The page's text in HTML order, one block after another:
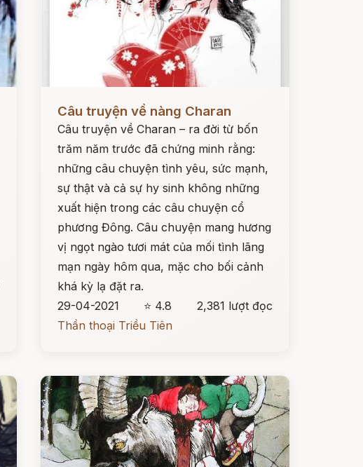
Câu truyện về nàng Charan
Câu truyện về Charan – ra đời từ bốn
trăm năm trước đã chứng minh rằng:
những câu chuyện tình yêu, sức mạnh,
sự thật và cả sự hy sinh không những
xuất hiện trong các câu chuyện cổ
phương Đông. Câu chuyện mang hương
vị ngọt ngào tươi mát của mối tình lãng
mạn ngày hôm qua, mặc cho bối cảnh
khá kỳ lạ đặt ra.
29-04-2021
⭐ 4.8
2,381 lượt đọc
Thần thoại Triều Tiên